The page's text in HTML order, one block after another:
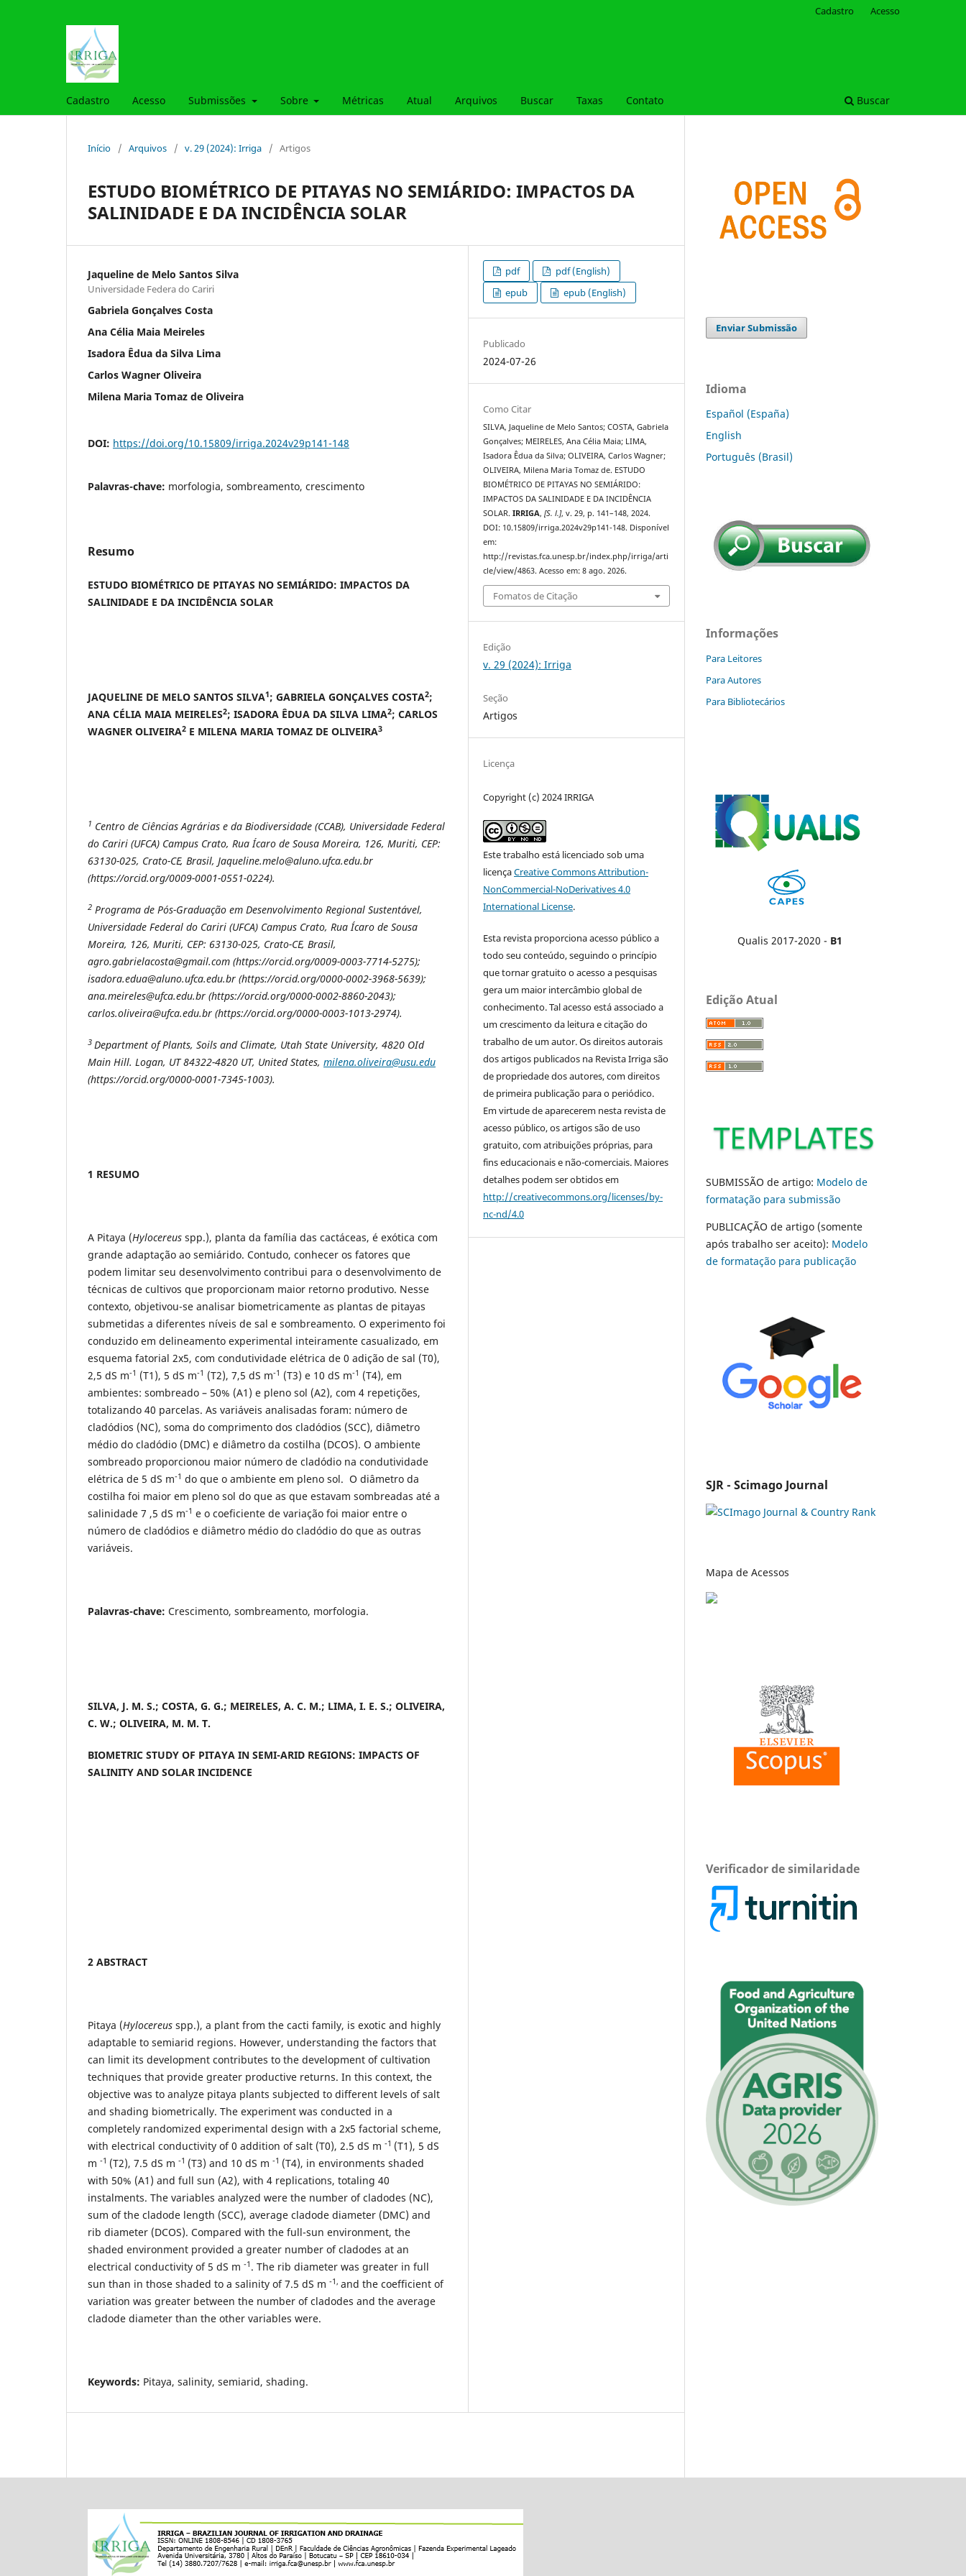
Cadastro Acesso Submissões Sobre Métricas Atual Arquivos Buscar Taxas Contato Buscar
Cadastro Acesso
Início / Arquivos / v. 29 (2024): Irriga / Artigos
ESTUDO BIOMÉTRICO DE PITAYAS NO SEMIÁRIDO: IMPACTOS DA
SALINIDADE E DA INCIDÊNCIA SOLAR
Jaqueline de Melo Santos Silva
Universidade Federa do Cariri
Gabriela Gonçalves Costa
Ana Célia Maia Meireles
Isadora Êdua da Silva Lima
Carlos Wagner Oliveira
Milena Maria Tomaz de Oliveira
DOI: https://doi.org/10.15809/irriga.2024v29p141-148
Palavras-chave: morfologia, sombreamento, crescimento
Resumo
ESTUDO BIOMÉTRICO DE PITAYAS NO SEMIÁRIDO: IMPACTOS DA
SALINIDADE E DA INCIDÊNCIA SOLAR
JAQUELINE DE MELO SANTOS SILVA1; GABRIELA GONÇALVES COSTA2;
ANA CÉLIA MAIA MEIRELES2; ISADORA ÊDUA DA SILVA LIMA2; CARLOS
WAGNER OLIVEIRA2 E MILENA MARIA TOMAZ DE OLIVEIRA3
1 Centro de Ciências Agrárias e da Biodiversidade (CCAB), Universidade Federal
do Cariri (UFCA) Campus Crato, Rua Ícaro de Sousa Moreira, 126, Muriti, CEP:
63130-025, Crato-CE, Brasil, Jaqueline.melo@aluno.ufca.edu.br
(https://orcid.org/0009-0001-0551-0224).
2 Programa de Pós-Graduação em Desenvolvimento Regional Sustentável,
Universidade Federal do Cariri (UFCA) Campus Crato, Rua Ícaro de Sousa
Moreira, 126, Muriti, CEP: 63130-025, Crato-CE, Brasil,
agro.gabrielacosta@gmail.com (https://orcid.org/0009-0003-7714-5275);
isadora.edua@aluno.ufca.edu.br (https://orcid.org/0000-0002-3968-5639);
ana.meireles@ufca.edu.br (https://orcid.org/0000-0002-8860-2043);
carlos.oliveira@ufca.edu.br (https://orcid.org/0000-0003-1013-2974).
3 Department of Plants, Soils and Climate, Utah State University, 4820 OId
Main Hill. Logan, UT 84322-4820 UT, United States, milena.oliveira@usu.edu
(https://orcid.org/0000-0001-7345-1003).
1 RESUMO
A Pitaya (Hylocereus spp.), planta da família das cactáceas, é exótica com
grande adaptação ao semiárido. Contudo, conhecer os fatores que
podem limitar seu desenvolvimento contribui para o desenvolvimento de
técnicas de cultivos que proporcionam maior retorno produtivo. Nesse
contexto, objetivou-se analisar biometricamente as plantas de pitayas
submetidas a diferentes níveis de sal e sombreamento. O experimento foi
conduzido em delineamento experimental inteiramente casualizado, em
esquema fatorial 2x5, com condutividade elétrica de 0 adição de sal (T0),
2,5 dS m-1 (T1), 5 dS m-1 (T2), 7,5 dS m-1 (T3) e 10 dS m-1 (T4), em
ambientes: sombreado – 50% (A1) e pleno sol (A2), com 4 repetições,
totalizando 40 parcelas. As variáveis analisadas foram: número de
cladódios (NC), soma do comprimento dos cladódios (SCC), diâmetro
médio do cladódio (DMC) e diâmetro da costilha (DCOS). O ambiente
sombreado proporcionou maior número de cladódio na condutividade
elétrica de 5 dS m-1 do que o ambiente em pleno sol. O diâmetro da
costilha foi maior em pleno sol do que as que estavam sombreadas até a
salinidade 7 ,5 dS m-1 e o coeficiente de variação foi maior entre o
número de cladódios e diâmetro médio do cladódio do que as outras
variáveis.
Palavras-chave: Crescimento, sombreamento, morfologia.
SILVA, J. M. S.; COSTA, G. G.; MEIRELES, A. C. M.; LIMA, I. E. S.; OLIVEIRA,
C. W.; OLIVEIRA, M. M. T.
BIOMETRIC STUDY OF PITAYA IN SEMI-ARID REGIONS: IMPACTS OF
SALINITY AND SOLAR INCIDENCE
2 ABSTRACT
Pitaya (Hylocereus spp.), a plant from the cacti family, is exotic and highly
adaptable to semiarid regions. However, understanding the factors that
can limit its development contributes to the development of cultivation
techniques that provide greater productive returns. In this context, the
objective was to analyze pitaya plants subjected to different levels of salt
and shading biometrically. The experiment was conducted in a
completely randomized experimental design with a 2x5 factorial scheme,
with electrical conductivity of 0 addition of salt (T0), 2.5 dS m -1 (T1), 5 dS
m -1 (T2), 7.5 dS m -1 (T3) and 10 dS m -1 (T4), in environments shaded
with 50% (A1) and full sun (A2), with 4 replications, totaling 40
instalments. The variables analyzed were the number of cladodes (NC),
sum of the cladode length (SCC), average cladode diameter (DMC) and
rib diameter (DCOS). Compared with the full-sun environment, the
shaded environment provided a greater number of cladodes at an
electrical conductivity of 5 dS m -1 . The rib diameter was greater in full
sun than in those shaded to a salinity of 7.5 dS m -1, and the coefficient of
variation was greater between the number of cladodes and the average
cladode diameter than the other variables were.
Keywords: Pitaya, salinity, semiarid, shading.
pdf
pdf (English)
epub
epub (English)
Publicado
2024-07-26
Como Citar
SILVA, Jaqueline de Melo Santos; COSTA, Gabriela
Gonçalves; MEIRELES, Ana Célia Maia; LIMA,
Isadora Êdua da Silva; OLIVEIRA, Carlos Wagner;
OLIVEIRA, Milena Maria Tomaz de. ESTUDO
BIOMÉTRICO DE PITAYAS NO SEMIÁRIDO:
IMPACTOS DA SALINIDADE E DA INCIDÊNCIA
SOLAR.IRRIGA,[S. l.], v. 29, p. 141–148, 2024.
DOI: 10.15809/irriga.2024v29p141-148. Disponível
em:
http://revistas.fca.unesp.br/index.php/irriga/arti
cle/view/4863. Acesso em: 8 ago. 2026.
Fomatos de Citação
Edição
v. 29 (2024): Irriga
Seção
Artigos
Licença
Copyright (c) 2024 IRRIGA
Este trabalho está licenciado sob uma
licençaCreative Commons Attribution-
NonCommercial-NoDerivatives 4.0
International License.
Esta revista proporciona acesso público a
todo seu conteúdo, seguindo o princípio
que tornar gratuito o acesso a pesquisas
gera um maior intercâmbio global de
conhecimento. Tal acesso está associado a
um crescimento da leitura e citação do
trabalho de um autor. Os direitos autorais
dos artigos publicados na Revista Irriga são
de propriedade dos autores, com direitos
de primeira publicação para o periódico.
Em virtude de aparecerem nesta revista de
acesso público, os artigos são de uso
gratuito, com atribuições próprias, para
fins educacionais e não-comerciais. Maiores
detalhes podem ser obtidos em
http://creativecommons.org/licenses/by-
nc-nd/4.0
Enviar Submissão
Idioma
Español (España)
English
Português (Brasil)
Informações
Para Leitores
Para Autores
Para Bibliotecários
Qualis 2017-2020 - B1
Edição Atual
SUBMISSÃO de artigo: Modelo de
formatação para submissão
PUBLICAÇÃO de artigo (somente
após trabalho ser aceito): Modelo
de formatação para publicação
SJR - Scimago Journal
Mapa de Acessos
Verificador de similaridade